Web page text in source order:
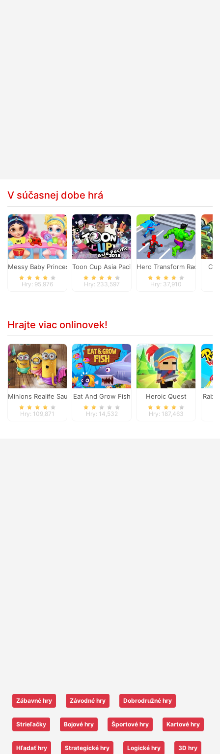
V súčasnej dobe hrá
Messy Baby Princess Cleanup
Hry: 95,976
Toon Cup Asia Pacific 2018
Hry: 233,597
Hero Transform Race
Hry: 37,910
Hrajte viac onlinovek!
Minions Realife Sauna
Hry: 109,871
Eat And Grow Fish
Hry: 14,532
Heroic Quest
Hry: 187,463
Zábavné hry Závodné hry Dobrodružné hry
Strieľačky Bojové hry Športové hry Kartové hry
Hľadať hry Strategické hry Logické hry 3D hry